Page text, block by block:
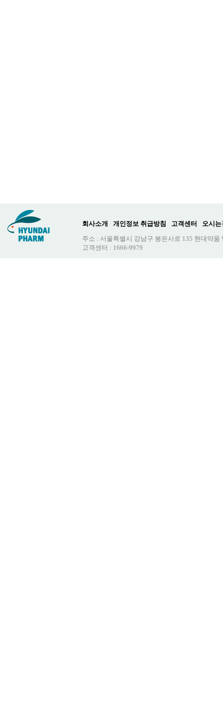
회사소개 개인정보 취급방침 고객센터
오시는
주소 : 서울특별시 강남구 봉은사로 135 현대약품
고객센터 : 1666-9979